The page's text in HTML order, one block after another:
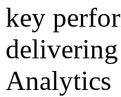
key
Analytics